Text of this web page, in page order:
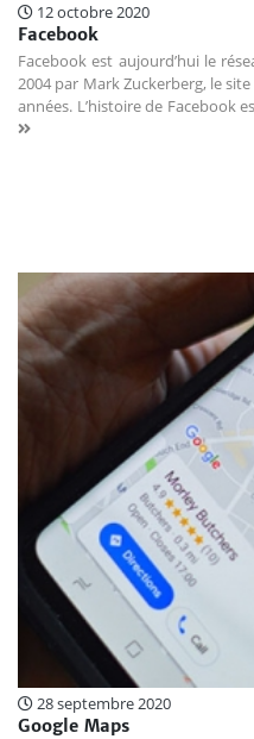
12 octobre 2020
Facebook
Facebook est aujourd’hui le
2004 par Mark Zuckerberg, le
années. L’histoire de Facebook
28 septembre 2020
Google Maps